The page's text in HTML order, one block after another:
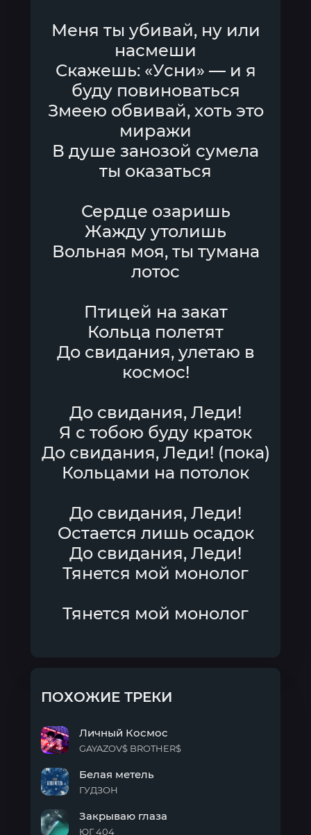
Меня ты убивай, ну или
насмеши
Скажешь: «Усни» — и я
буду повиноваться
Змеею обвивай, хоть это
миражи
В душе занозой сумела
ты оказаться
Сердце озаришь
Жажду утолишь
Вольная моя, ты тумана
лотос
Птицей на закат
Кольца полетят
До свидания, улетаю в
космос!
До свидания, Леди!
Я с тобою буду краток
До свидания, Леди! (пока)
Кольцами на потолок
До свидания, Леди!
Остается лишь осадок
До свидания, Леди!
Тянется мой монолог
Тянется мой монолог
ПОХОЖИЕ ТРЕКИ
Космос
Личный Космос
GAYAZOV$ BROTHER$
метель
Белая метель
ГУДЗОН
Закрываю глаза
ЮГ 404